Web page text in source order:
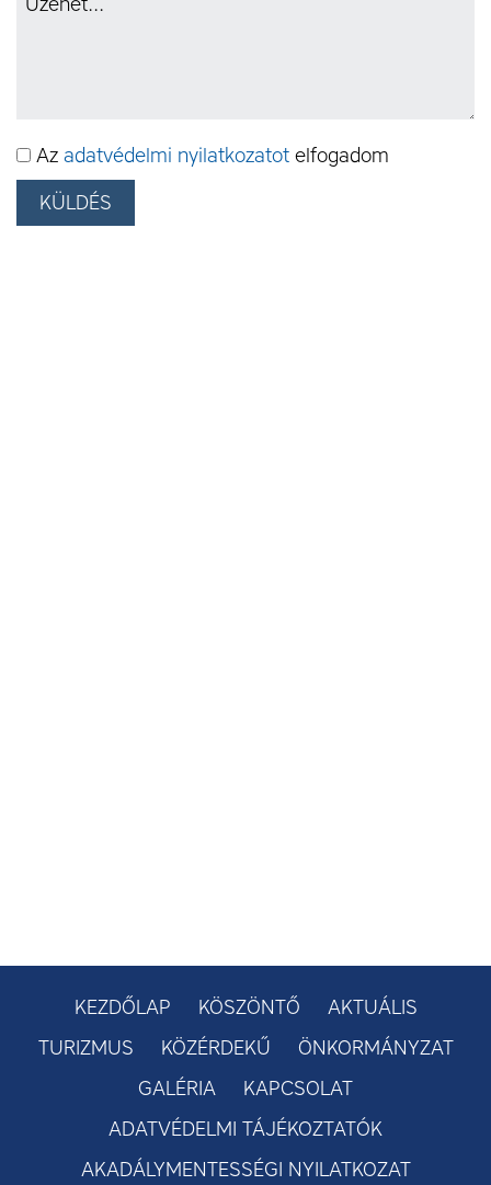
Az adatvédelmi nyilatkozatot elfogadom
KÜLDÉS
KEZDŐLAP KÖSZÖNTŐ
AKTUÁLIS
TURIZMUS
KÖZÉRDEKŰ
ÖNKORMÁNYZAT
GALÉRIA
KAPCSOLAT
ADATVÉDELMI TÁJÉKOZTATÓK
AKADÁLYMENTESSÉGI NYILATKOZAT